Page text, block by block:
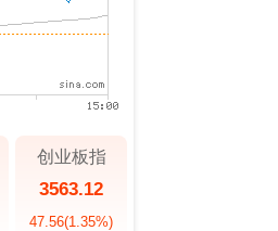
创业板指
3563.12
47.56(1.35%)